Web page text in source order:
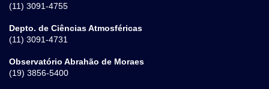
(11) 3091-4755
Depto. de Ciências Atmosféricas
(11) 3091-4731
Observatório Abrahão de Moraes
(19) 3856-5400